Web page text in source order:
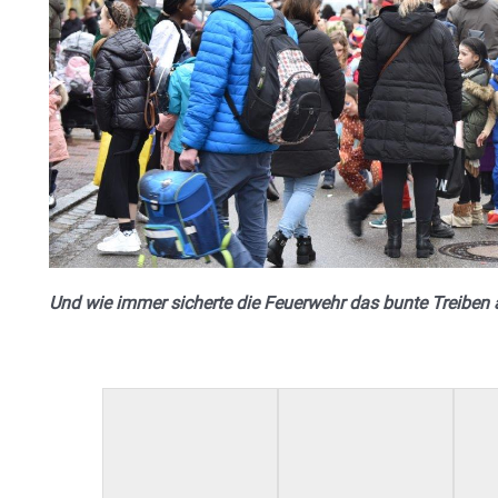
Und wie immer sicherte die Feuerwehr das bunte Treiben